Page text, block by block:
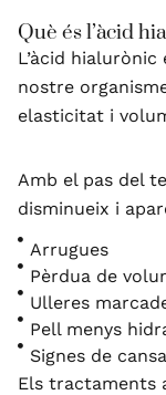
Què és l’àcid
L’àcid
nostre
elasticitat i
Amb el pas del
disminueix i
Arrugues
Pèrdua de
Ulleres
Pell menys
Signes de
Els tractaments